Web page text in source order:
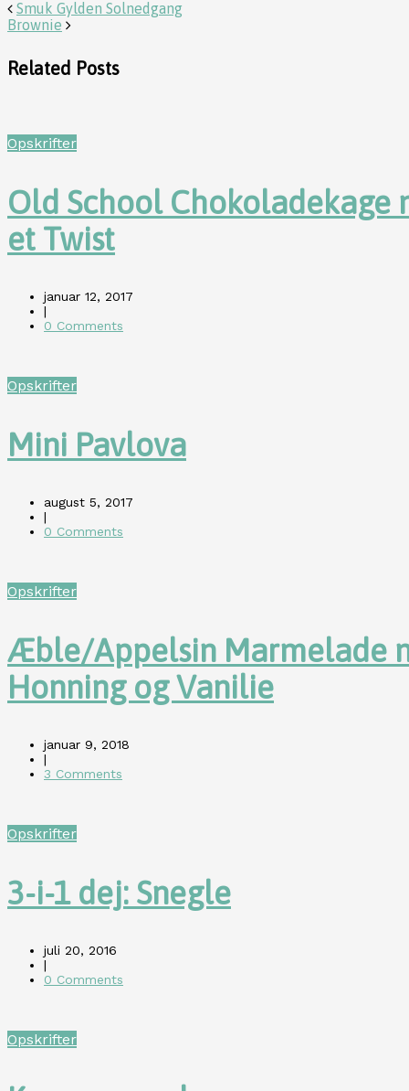
Smuk Gylden Solnedgang
Brownie
Related Posts
Opskrifter
Old School Chokoladekage
et Twist
januar 12, 2017
|
0 Comments
Opskrifter
Mini Pavlova
august 5, 2017
|
0 Comments
Opskrifter
Æble/Appelsin Marmelade
Honning og Vanilie
januar 9, 2018
|
3 Comments
Opskrifter
3-i-1 dej: Snegle
juli 20, 2016
|
0 Comments
Opskrifter